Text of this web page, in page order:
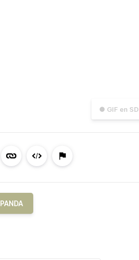
● GIF en SD
PANDA